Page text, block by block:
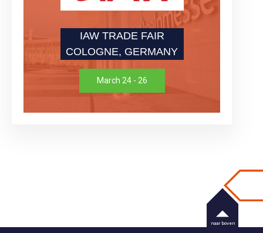
IAW TRADE FAIR
COLOGNE, GERMANY
March 24 - 26
naar boven